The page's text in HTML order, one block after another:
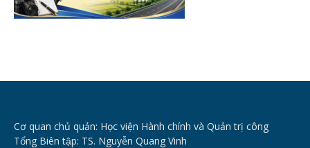
Cơ quan chủ quản: Học viện Hành chính và Quản trị công
Tổng Biên tập: TS. Nguyễn Quang Vinh